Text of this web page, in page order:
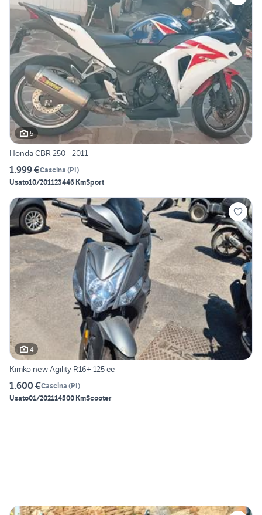
5
Honda CBR 250 - 2011
1.999 €Cascina (PI)
Usato10/201123446 KmSport
4
Kimko new Agility R16+ 125 cc
1.600 €Cascina (PI)
Usato01/202114500 KmScooter